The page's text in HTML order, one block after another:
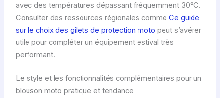
avec des températures dépassant fréquemment 30°C.
Consulter des ressources régionales comme Ce guide
sur le choix des gilets de protection moto peut s’avérer
utile pour compléter un équipement estival très
performant.
Le style et les fonctionnalités complémentaires pour un
blouson moto pratique et tendance